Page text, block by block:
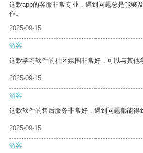
这款app的客服非常专业，遇到问题总是能够
作。
2025-09-15
游客
这款学习软件的社区氛围非常好，可以与其他
2025-09-15
游客
这款软件的售后服务非常好，遇到问题都能得
2025-09-15
游客